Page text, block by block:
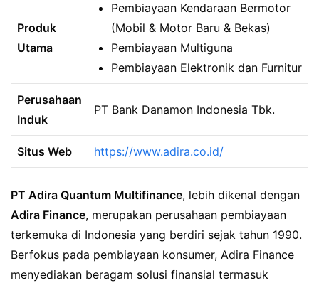
Produk
Utama
Pembiayaan Kendaraan Bermotor
(Mobil & Motor Baru & Bekas)
Pembiayaan Multiguna
Pembiayaan Elektronik dan Furnitur
Perusahaan
Induk
PT Bank Danamon Indonesia Tbk.
Situs Web https://www.adira.co.id/
PT Adira Quantum Multifinance, lebih dikenal dengan
Adira Finance, merupakan perusahaan pembiayaan
terkemuka di Indonesia yang berdiri sejak tahun 1990.
Berfokus pada pembiayaan konsumer, Adira Finance
menyediakan beragam solusi finansial termasuk